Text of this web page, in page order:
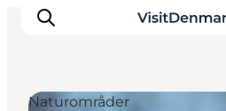
Naturområder